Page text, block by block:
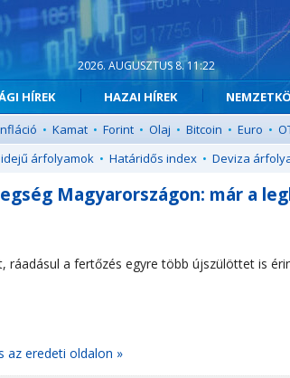
2026. AUGUSZTUS 8. 11:22
HÍREK HAZAI HÍREK
• Kamat • Forint • Olaj • Bitcoin • Euro •
árfolyamok • Határidős index • Deviza
Magyarországon: már a
ráadásul a fertőzés egyre több újszülöttet is
az eredeti oldalon »